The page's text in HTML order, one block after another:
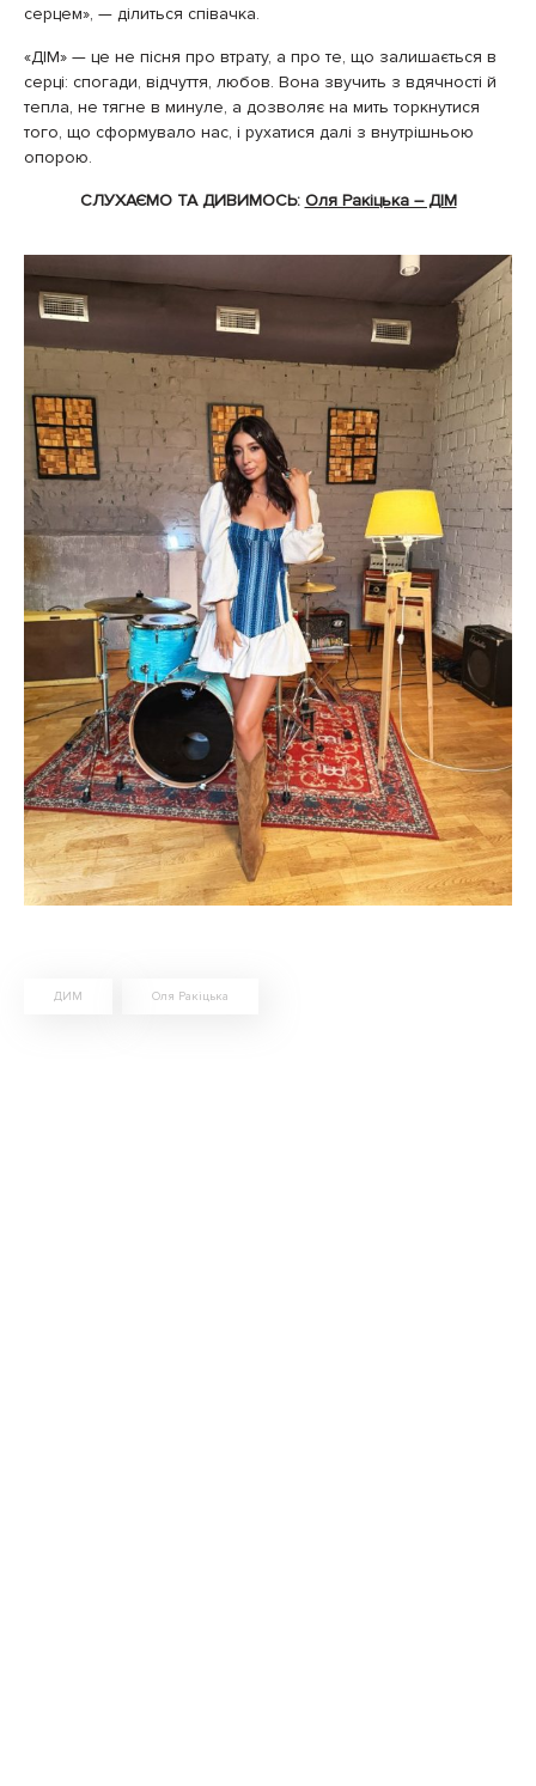
серцем», — ділиться співачка.
«ДІМ» — це не пісня про втрату, а про те, що залишається в
серці: спогади, відчуття, любов. Вона звучить з вдячності й
тепла, не тягне в минуле, а дозволяє на мить торкнутися
того, що сформувало нас, і рухатися далі з внутрішньою
опорою.
СЛУХАЄМО ТА ДИВИМОСЬ: Оля Ракіцька – ДІМ
ДИМ Оля Ракіцька